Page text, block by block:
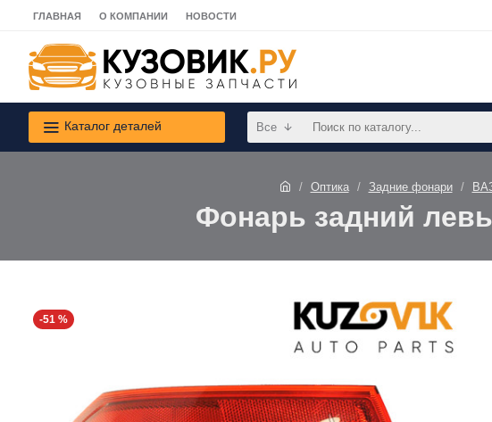
ГЛАВНАЯ О КОМПАНИИ НОВОСТИ
Каталог деталей Все
Оптика Задние фонари
Фонарь задний
-51 %